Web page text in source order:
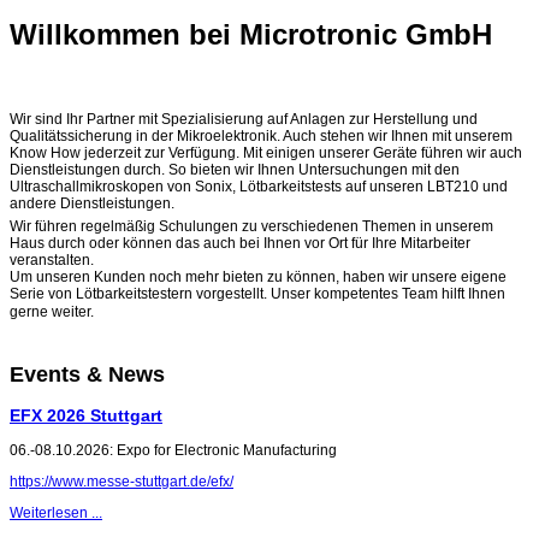
Willkommen bei Microtronic GmbH
Wir sind Ihr Partner mit Spezialisierung auf Anlagen zur Herstellung und
Qualitätssicherung in der Mikroelektronik. Auch stehen wir Ihnen mit unserem
Know How jederzeit zur Verfügung. Mit einigen unserer Geräte führen wir auch
Dienstleistungen durch. So bieten wir Ihnen Untersuchungen mit den
Ultraschallmikroskopen von Sonix, Lötbarkeitstests auf unseren LBT210 und
andere Dienstleistungen.
Wir führen regelmäßig Schulungen zu verschiedenen Themen in unserem
Haus durch oder können das auch bei Ihnen vor Ort für Ihre Mitarbeiter
veranstalten.
Um unseren Kunden noch mehr bieten zu können, haben wir unsere eigene
Serie von Lötbarkeitstestern vorgestellt. Unser kompetentes Team hilft Ihnen
gerne weiter.
Events & News
EFX 2026 Stuttgart
06.-08.10.2026: Expo for Electronic Manufacturing
https://www.messe-stuttgart.de/efx/
Weiterlesen ...